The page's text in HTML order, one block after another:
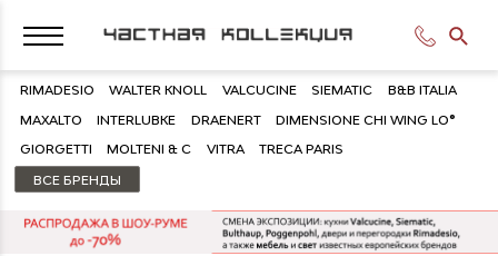
RIMADESIO WALTER KNOLL VALCUCINE SIEMATIC B&B ITALIA
MAXALTO INTERLUBKE DRAENERT DIMENSIONE CHI WING LO®
GIORGETTI MOLTENI & C VITRA TRECA PARIS
ВСЕ БРЕНДЫ